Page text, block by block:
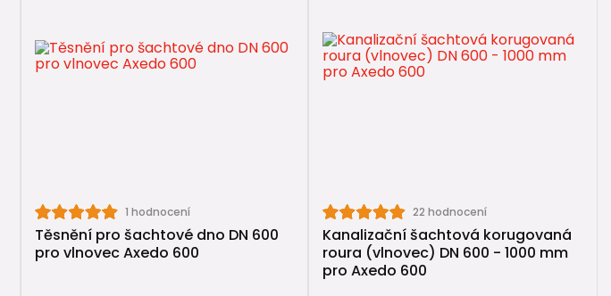
1 hodnocení
Těsnění pro šachtové dno DN 600
pro vlnovec Axedo 600
22 hodnocení
Kanalizační šachtová korugovaná
roura (vlnovec) DN 600 - 1000 mm
pro Axedo 600